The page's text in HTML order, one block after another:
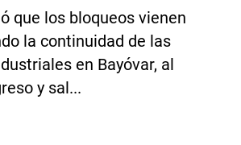
que los bloqueos vienen
la continuidad de las
en Bayóvar, al
y sal...